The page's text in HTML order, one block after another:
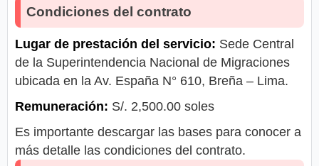
Condiciones del contrato
Lugar de prestación del servicio: Sede Central
de la Superintendencia Nacional de Migraciones
ubicada en la Av. España N° 610, Breña – Lima.
Remuneración: S/. 2,500.00 soles
Es importante descargar las bases para conocer a
más detalle las condiciones del contrato.